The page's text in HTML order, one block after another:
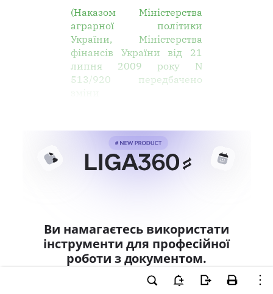
(Наказом Міністерства
аграрної політики
України, Міністерства
фінансів України від 21
липня 2009 року N
513/920 передбачено
Ви намагаєтесь використати
інструменти для професійної
роботи з документом.
Ці можливості доступні тільки користувачам
LIGA360. Залишайте заявку та отримайте